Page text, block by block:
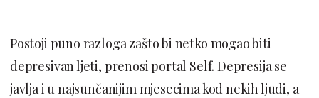
Postoji puno razloga zašto bi netko mogao biti
depresivan ljeti, prenosi portal Self. Depresija se
javlja i u najsunčanijim mjesecima kod nekih ljudi, a